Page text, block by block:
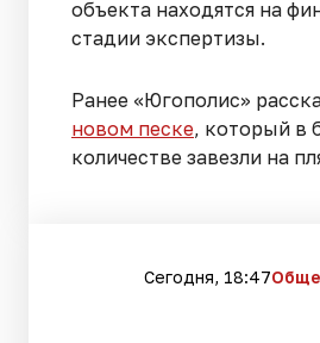
объекта находятся на
стадии экспертизы.
Ранее «Югополис»
новом песке, который в
количестве завезли на
Сегодня, 18:47